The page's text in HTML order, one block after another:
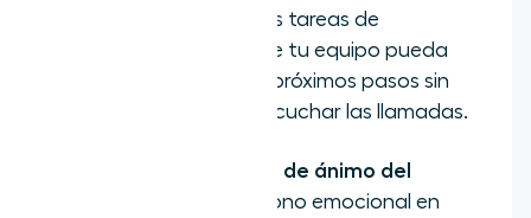
automáticamente las tareas de
seguimiento para que tu equipo pueda
estar al tanto de los próximos pasos sin
tener que volver a escuchar las llamadas.
Medición del estado de ánimo del
Detecta el tono emocional en